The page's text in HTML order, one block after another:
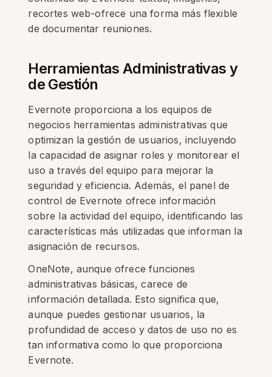
recortes web-ofrece una forma más flexible
de documentar reuniones.
Herramientas Administrativas y
de Gestión
Evernote proporciona a los equipos de
negocios herramientas administrativas que
optimizan la gestión de usuarios, incluyendo
la capacidad de asignar roles y monitorear el
uso a través del equipo para mejorar la
seguridad y eficiencia. Además, el panel de
control de Evernote ofrece información
sobre la actividad del equipo, identificando las
características más utilizadas que informan la
asignación de recursos.
OneNote, aunque ofrece funciones
administrativas básicas, carece de
información detallada. Esto significa que,
aunque puedes gestionar usuarios, la
profundidad de acceso y datos de uso no es
tan informativa como lo que proporciona
Evernote.